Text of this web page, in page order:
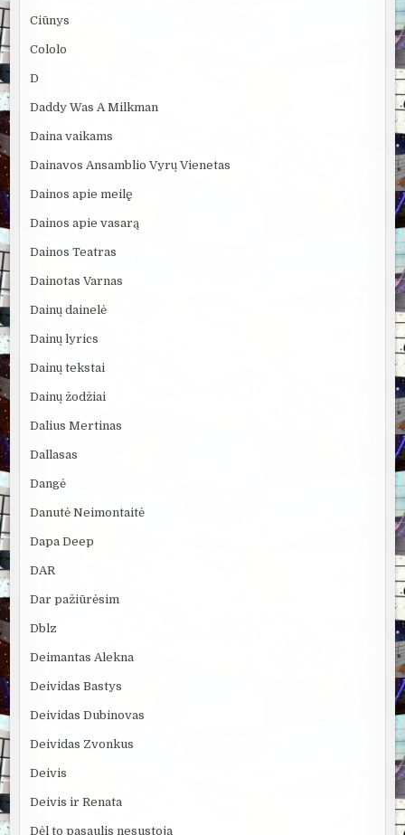
Ciūnys
Cololo
D
Daddy Was A Milkman
Daina vaikams
Dainavos Ansamblio Vyrų Vienetas
Dainos apie meilę
Dainos apie vasarą
Dainos Teatras
Dainotas Varnas
Dainų dainelė
Dainų lyrics
Dainų tekstai
Dainų žodžiai
Dalius Mertinas
Dallasas
Dangė
Danutė Neimontaitė
Dapa Deep
DAR
Dar pažiūrėsim
Dblz
Deimantas Alekna
Deividas Bastys
Deividas Dubinovas
Deividas Zvonkus
Deivis
Deivis ir Renata
Dėl to pasaulis nesustoja